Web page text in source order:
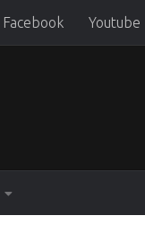
Facebook Youtube